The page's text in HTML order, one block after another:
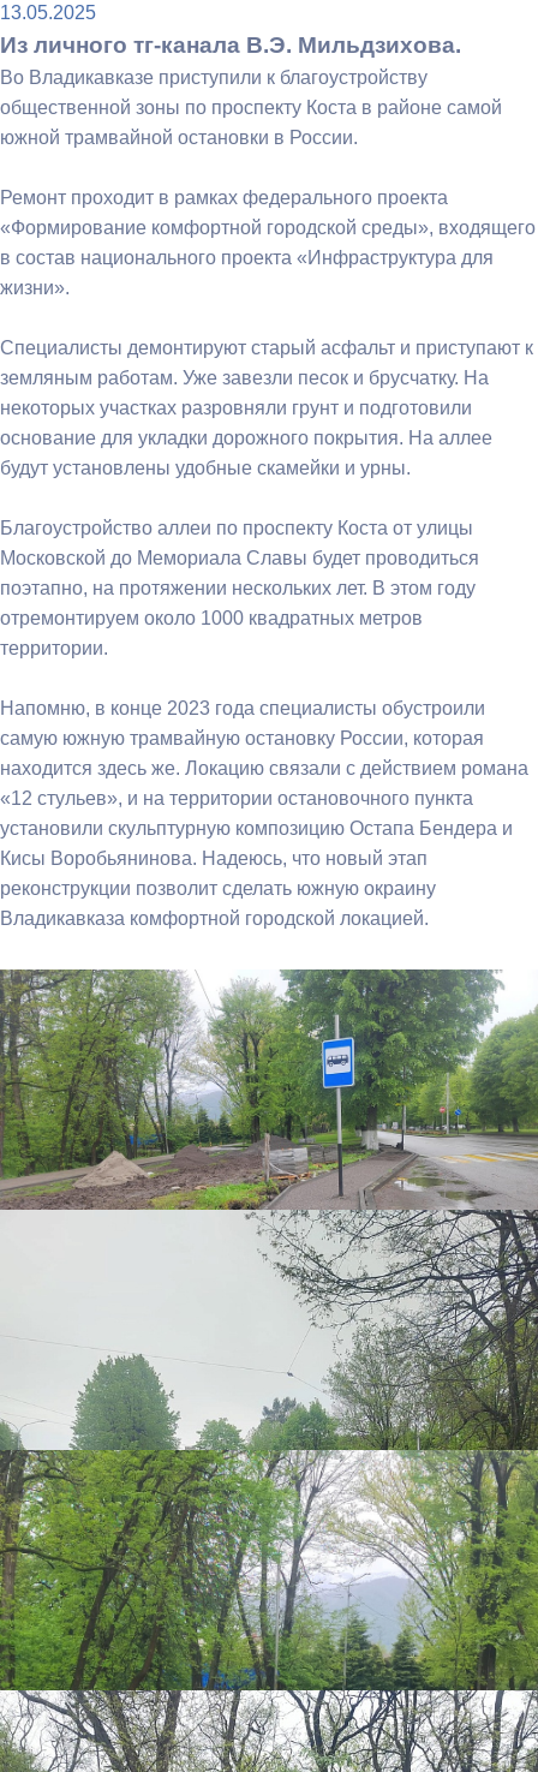
13.05.2025
Из личного тг-канала В.Э. Мильдзихова.
Во Владикавказе приступили к благоустройству
общественной зоны по проспекту Коста в районе самой
южной трамвайной остановки в России.
Ремонт проходит в рамках федерального проекта
«Формирование комфортной городской среды», входящего
в состав национального проекта «Инфраструктура для
жизни».
Специалисты демонтируют старый асфальт и приступают к
земляным работам. Уже завезли песок и брусчатку. На
некоторых участках разровняли грунт и подготовили
основание для укладки дорожного покрытия. На аллее
будут установлены удобные скамейки и урны.
Благоустройство аллеи по проспекту Коста от улицы
Московской до Мемориала Славы будет проводиться
поэтапно, на протяжении нескольких лет. В этом году
отремонтируем около 1000 квадратных метров
территории.
Напомню, в конце 2023 года специалисты обустроили
самую южную трамвайную остановку России, которая
находится здесь же. Локацию связали с действием романа
«12 стульев», и на территории остановочного пункта
установили скульптурную композицию Остапа Бендера и
Кисы Воробьянинова. Надеюсь, что новый этап
реконструкции позволит сделать южную окраину
Владикавказа комфортной городской локацией.